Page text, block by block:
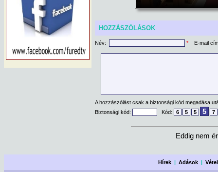
HOZZÁSZÓLÁSOK
Név: * E-mail
A hozzászólást csak a biztonsági kód megadása
Biztonsági kód:
Kód: 6 5 5 5 7
Eddig nem
Hírek |Adások |